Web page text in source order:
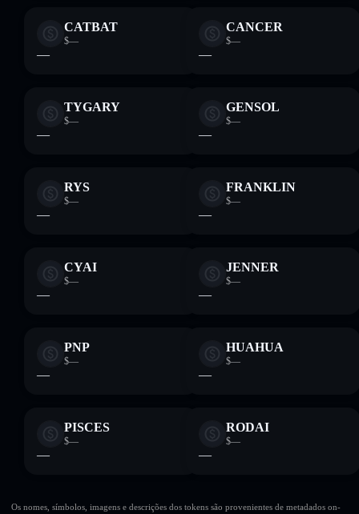
CATBAT
$—
—
CANCER
$—
—
TYGARY
$—
—
GENSOL
$—
—
RYS
$—
—
FRANKLIN
$—
—
CYAI
$—
—
JENNER
$—
—
PNP
$—
—
HUAHUA
$—
—
PISCES
$—
—
RODAI
$—
—
Os nomes, símbolos, imagens e descrições dos tokens são provenientes de metadados on-